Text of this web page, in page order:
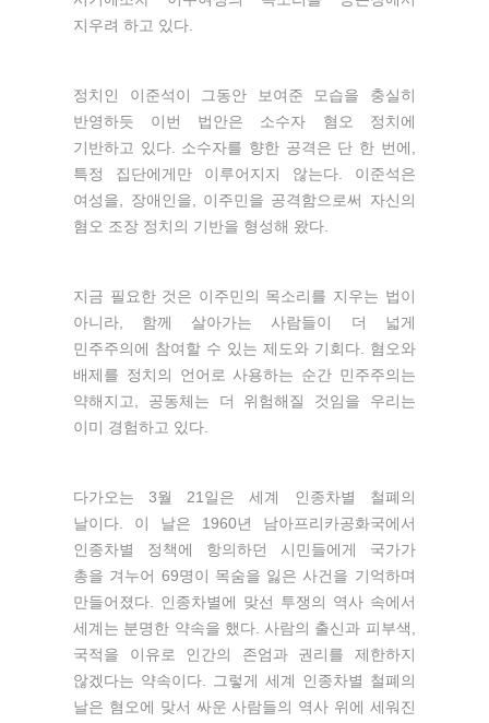
지우려 하고 있다.
정치인 이준석이 그동안 보여준 모습을 충실히
반영하듯 이번 법안은 소수자 혐오 정치에
기반하고 있다. 소수자를 향한 공격은 단 한 번에,
특정 집단에게만 이루어지지 않는다. 이준석은
여성을, 장애인을, 이주민을 공격함으로써 자신의
혐오 조장 정치의 기반을 형성해 왔다.
지금 필요한 것은 이주민의 목소리를 지우는 법이
아니라, 함께 살아가는 사람들이 더 넓게
민주주의에 참여할 수 있는 제도와 기회다. 혐오와
배제를 정치의 언어로 사용하는 순간 민주주의는
약해지고, 공동체는 더 위험해질 것임을 우리는
이미 경험하고 있다.
다가오는 3월 21일은 세계 인종차별 철폐의
날이다. 이 날은 1960년 남아프리카공화국에서
인종차별 정책에 항의하던 시민들에게 국가가
총을 겨누어 69명이 목숨을 잃은 사건을 기억하며
만들어졌다. 인종차별에 맞선 투쟁의 역사 속에서
세계는 분명한 약속을 했다. 사람의 출신과 피부색,
국적을 이유로 인간의 존엄과 권리를 제한하지
않겠다는 약속이다. 그렇게 세계 인종차별 철폐의
날은 혐오에 맞서 싸운 사람들의 역사 위에 세워진